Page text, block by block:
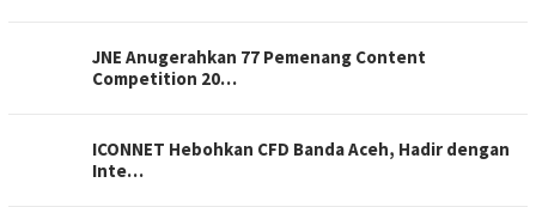
JNE Anugerahkan 77 Pemenang Content
Competition 20…
ICONNET Hebohkan CFD Banda Aceh, Hadir dengan
Inte…